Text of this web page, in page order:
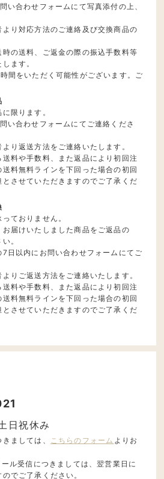
い合わせフォームにて写真添付の上、
り対応方法のご連絡及び交換商品の
の送料、ご返金の際の振込手数料等
ます。
間をいただく可能性がございます。ご
限ります。
い合わせフォームにてご連絡くださ
り返送方法をご連絡いたします。
料や手数料、また返品により初回注
料無料ラインを下回った場合の初回
させていただきますのでご了承くだ
ておりません。
届けいたしました商品をご返品の
。
日以内にお問い合わせフォームにてご
りご返送方法をご連絡いたします。
料や手数料、また返品により初回注
料無料ラインを下回った場合の初回
させていただきますのでご了承くだ
日祝休み
ましては、 こちらのフォーム よりお
ル受信につきましては、翌営業日に
でご了承ください。